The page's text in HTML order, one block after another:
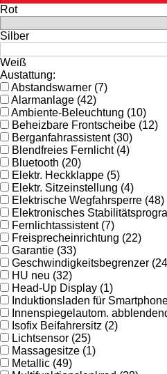
Rot
Silber
Weiß
Austattung:
Abstandswarner (7)
Alarmanlage (42)
Ambiente-Beleuchtung (10)
Beheizbare Frontscheibe (12)
Berganfahrassistent (30)
Blendfreies Fernlicht (4)
Bluetooth (20)
Elektr. Heckklappe (5)
Elektr. Sitzeinstellung (4)
Elektrische Wegfahrsperre (48)
Elektronisches
Fernlichtassistent (7)
Freisprecheinrichtung (22)
Garantie (33)
Geschwindigkeitsbegrenzer
HU neu (32)
Head-Up Display (1)
Induktionsladen für
Innenspiegelautom.
Isofix Beifahrersitz (2)
Lichtsensor (25)
Massagesitze (1)
Metallic (49)